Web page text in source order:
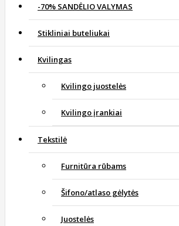
-70% SANDĖLIO VALYMAS
Stikliniai buteliukai
Kvilingas
Kvilingo juostelės
Kvilingo įrankiai
Tekstilė
Furnitūra rūbams
Šifono/atlaso gėlytės
Juostelės